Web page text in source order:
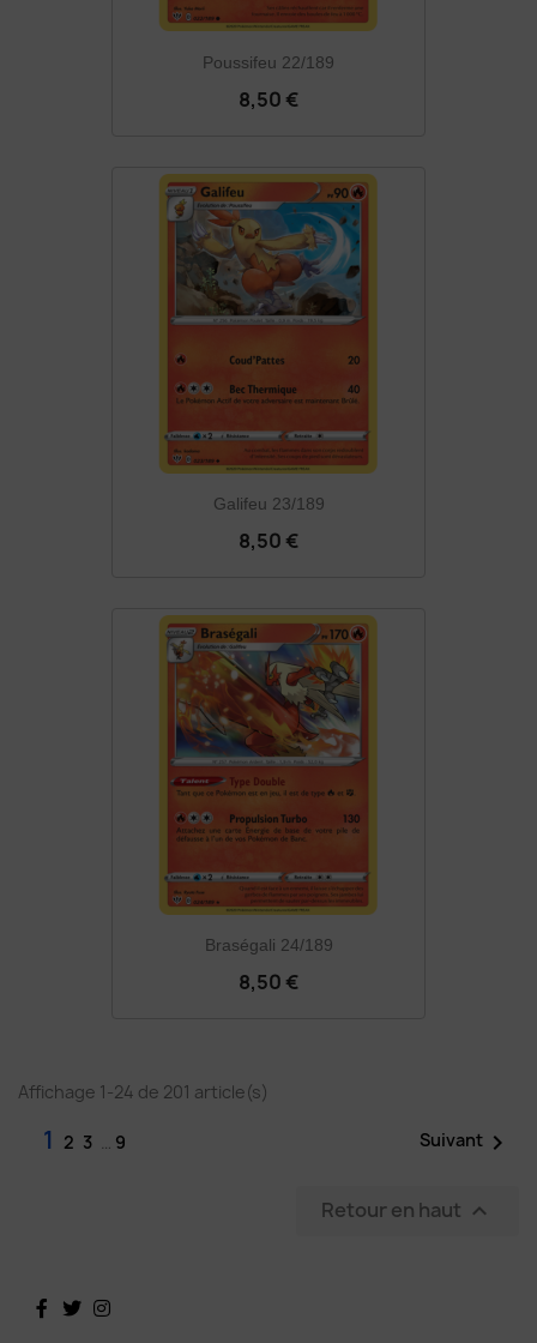
Poussifeu 22/189
8,50 €
Galifeu 23/189
8,50 €
Braségali 24/189
8,50 €
Affichage 1-24 de 201 article(s)
1 2 3 … 9 Suivant 
Retour en haut 